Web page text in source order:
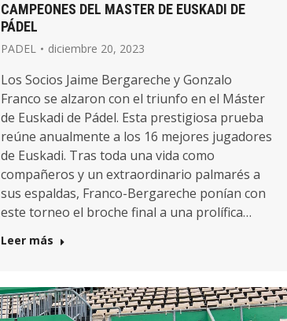
CAMPEONES DEL MASTER DE EUSKADI DE
PÁDEL
PADEL diciembre 20, 2023
Los Socios Jaime Bergareche y Gonzalo
Franco se alzaron con el triunfo en el Máster
de Euskadi de Pádel. Esta prestigiosa prueba
reúne anualmente a los 16 mejores jugadores
de Euskadi. Tras toda una vida como
compañeros y un extraordinario palmarés a
sus espaldas, Franco-Bergareche ponían con
este torneo el broche final a una prolífica…
Leer más